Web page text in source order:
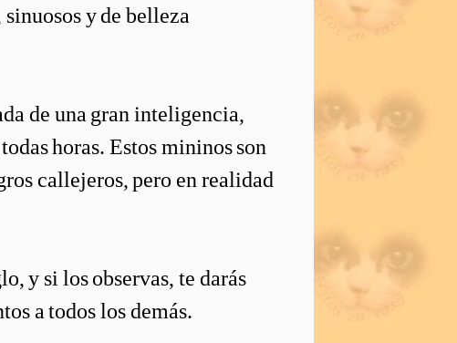
y de belleza
de una gran inteligencia,
horas. Estos mininos son
callejeros, pero en realidad
y si los observas, te darás
a todos los demás.